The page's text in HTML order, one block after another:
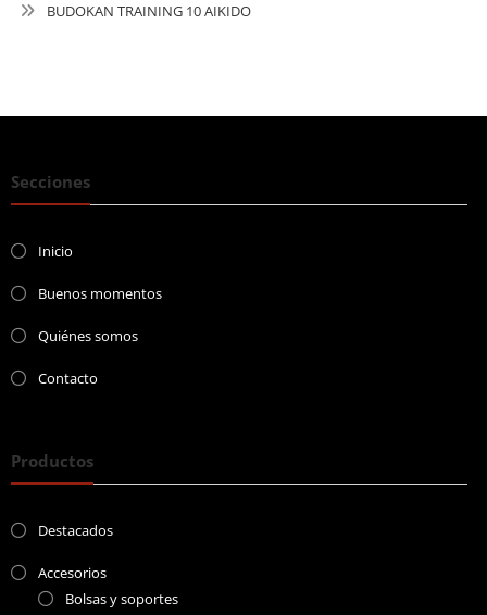
BUDOKAN TRAINING 10 AIKIDO
Secciones
Inicio
Buenos momentos
Quiénes somos
Contacto
Productos
Destacados
Accesorios
Bolsas y soportes